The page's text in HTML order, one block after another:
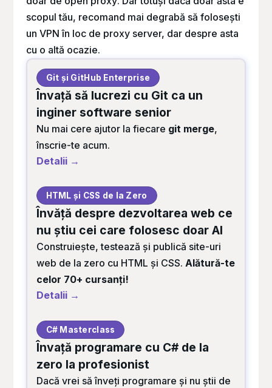
scopul tău, recomand mai degrabă să folosești
un VPN în loc de proxy server, dar despre asta
cu o altă ocazie.
Git și GitHub Enterprise
Învață să lucrezi cu Git ca un
inginer software senior
Nu mai cere ajutor la fiecare git merge,
înscrie-te acum.
Detalii →
HTML și CSS de la Zero
Învăță despre dezvoltarea web ce
nu știu cei care folosesc doar AI
Construiește, testează și publică site-uri
web de la zero cu HTML și CSS. Alătură-te
celor 70+ cursanți!
Detalii →
C# Masterclass
Învață programare cu C# de la
zero la profesionist
Dacă vrei să înveți programare și nu știi de